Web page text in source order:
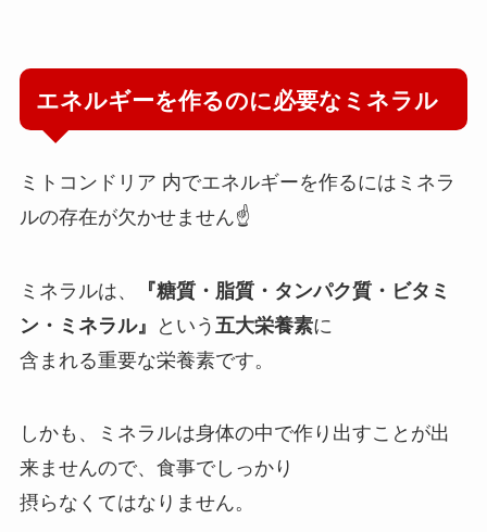
エネルギーを作るのに必要なミネラル
ミトコンドリア 内でエネルギーを作るにはミネラ
ルの存在が欠かせません☝️
ミネラルは、
『糖質・脂質・タンパク質・ビタミ
ン・ミネラル』
という 五大栄養素に
含まれる重要な栄養素です。
しかも、ミネラルは身体の中で作り出すことが出
来ませんので、食事でしっかり
摂らなくてはなりません。